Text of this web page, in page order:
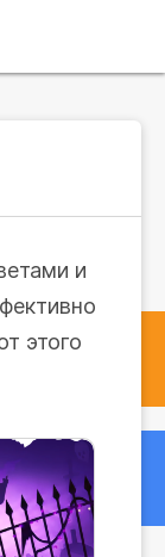
и
этого